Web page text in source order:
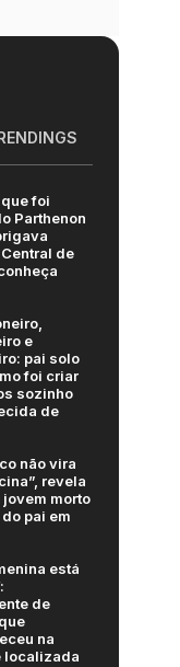
foi
Parthenon
de
e
pai solo
foi criar
sozinho
de
não vira
revela
jovem morto
pai em
está
de
na
localizada